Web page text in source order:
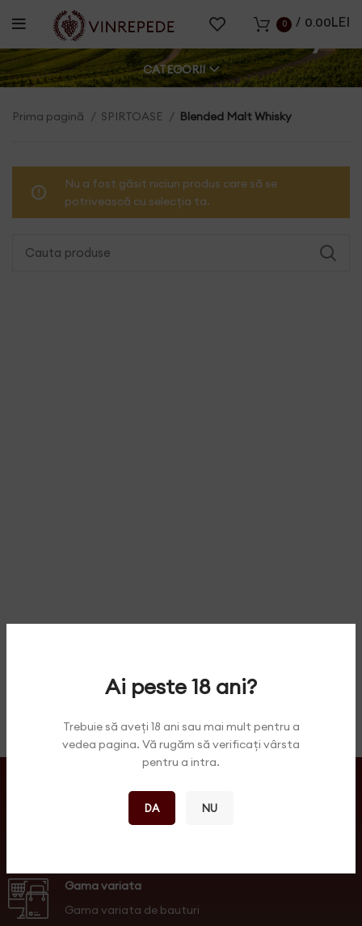
Ai peste 18 ani?
Trebuie să aveți 18 ani sau mai mult pentru a
vedea pagina. Vă rugăm să verificați vârsta
pentru a intra.
DA NU
0 / 0.00 LEI
Blended Malt Whisky
CATEGORII
Prima pagină SPIRTOASE Blended Malt Whisky
Nu a fost găsit niciun produs care să se
potrivească cu selecția ta.
Plata online cu cardul
Support online
Gama variata
Gama variata de bauturi